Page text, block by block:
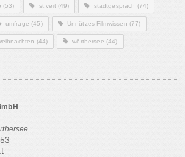
(53) st.veit(49) stadtgespräch (74)
umfrage (45) Unnützes Filmwissen (77)
(44) wörthersee (44)